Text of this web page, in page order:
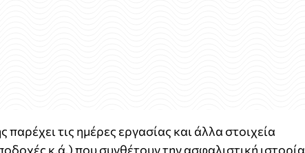
τις ημέρες εργασίας και άλλα στοιχεία
κ.ά.) που συνθέτουν την ασφαλιστική ιστορία